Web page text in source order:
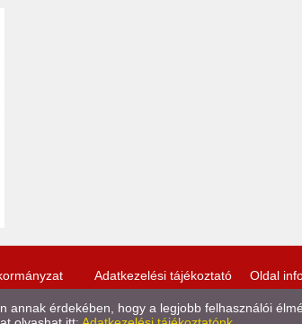
Adatkezelési tájékoztató Oldal
annak érdekében, hogy a legjobb felhasználói